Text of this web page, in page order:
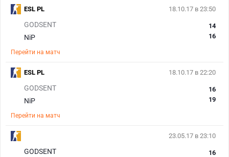
18.10.17 в 23:50
GODSENT
NiP
14
16
Перейти на матч
ESL PL
18.10.17 в 22:20
GODSENT
NiP
16
19
Перейти на матч
ESL PL
23.05.17 в 23:10
GODSENT
16